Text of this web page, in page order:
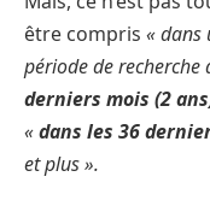
être compris « dans
période de recherche
derniers mois (2
«dans les 36
et plus ».